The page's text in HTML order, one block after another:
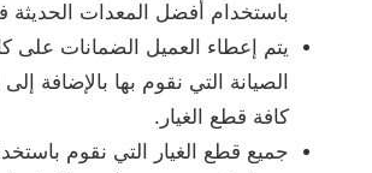
باستخدام أفضل المعدات الحديثة
يتم إعطاء العميل الضمانات على
الصيانة التي نقوم بها بالإضافة
كافة قطع الغيار.
جميع قطع الغيار التي نقوم